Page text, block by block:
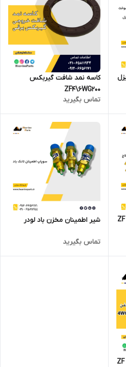
کاسه نمد شافت گیربکس
ZF4\6WG200
تماس بگیرید
صفحه گرافیت بزرگ گیربکس ZF
شیر اطمینان مخزن باد لودر
تماس بگیرید
سنسور حرارت روغن گیربکس ZF